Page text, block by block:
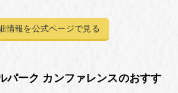
情報を公式ページで見る
パーク カンファレンスのおすす